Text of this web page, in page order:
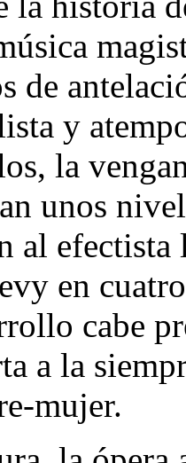
de
y
la
unos
al
en
cabe
a la
mujer.